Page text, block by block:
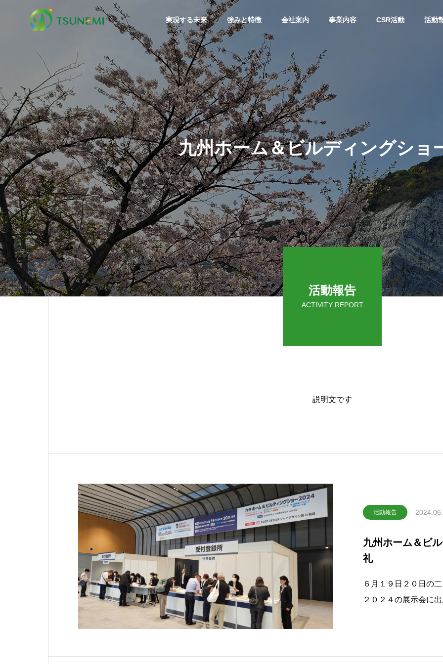
実現する未来 強みと特徴 会社案内 事業内容 CSR活動 活動
会社案内
Company
理念体系
PHILOSOPHY
会社概要
OUTLINE
沿革
HISTORY
事業案内
Business
産業廃棄物処理事業
Industrial Waste Disposal
建材事業
Building Materials
活動報告
Activity Report
境教
の園
プレスリリース
小学生が本物のショベル操作
に挑戦！「ゴミを捨てた、そ
の先」を学ぶ最終処分場のお
仕事体験！
プレスリリース
【被災地支援】「衣・食・
住」の『住』を支えたい。コ
ンクリート補修材を無償提供
いたします
高校生から学ぶ2日間～インタ
ビューシップが企業にもたら
す価値～
九州ホーム＆ビルディングショ
活動報告
ACTIVITY REPORT
説明文です
活動報告
九州ホーム＆ビ
礼
６月１９日２０日の
２０２４の展示会に